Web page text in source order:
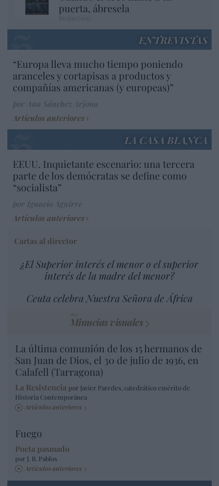
puerta, ábresela
ENTREVISTAS
“Europa lleva mucho tiempo poniendo
aranceles y cortapisas a productos y
compañías americanas (y europeas)”
Artículos anteriores
LA CASA BLANCA
EEUU. Inquietante escenario: una tercera
parte de los demócratas se define como
“socialista”
Artículos anteriores
Cartas al director
¿El Superior interés el menor o el superior
interés de la madre del menor?
Ceuta celebra Nuestra Señora de África
Minucias visuales
La última comunión de los 15 hermanos de
San Juan de Dios, el 30 de julio de 1936, en
Calafell (Tarragona)
La Resistencia por Javier Paredes, catedrático emérito de
Historia Contemporánea
Artículos anteriores
Fuego
Poeta pasmado
por J. R. Pablos
Artículos anteriores